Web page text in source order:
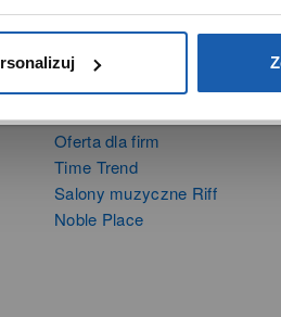
Oferta dla firm
Time Trend
Salony muzyczne Riff
Noble Place
PRZEJDŹ DO SERWISU